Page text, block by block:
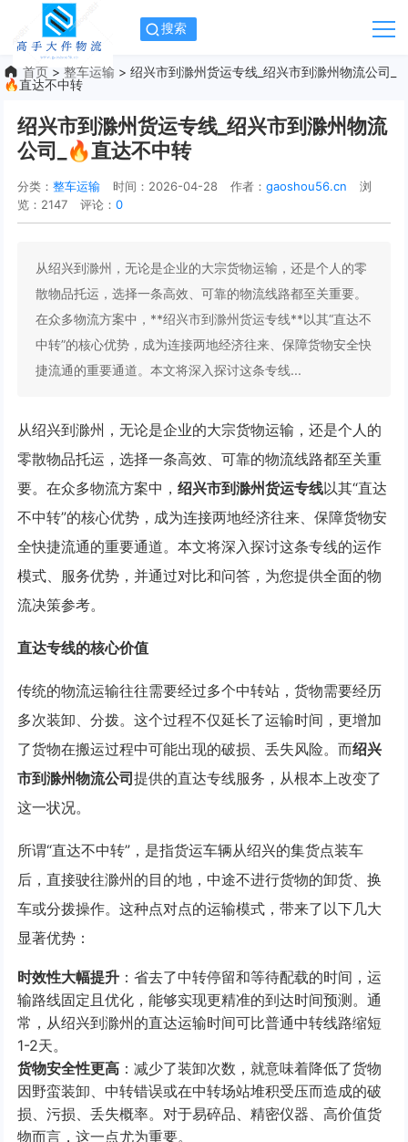
搜索
首页 >整车运输 > 绍兴市到滁州货运专线_绍兴市到滁州物流公司_
🔥直达不中转
绍兴市到滁州货运专线_绍兴市到滁州物流
公司_🔥直达不中转
分类：整车运输 时间：2026-04-28 作者：gaoshou56.cn
浏
览：2147
评论：0
从绍兴到滁州，无论是企业的大宗货物运输，还是个人的零
散物品托运，选择一条高效、可靠的物流线路都至关重要。
在众多物流方案中，**绍兴市到滁州货运专线**以其“直达不
中转”的核心优势，成为连接两地经济往来、保障货物安全快
捷流通的重要通道。本文将深入探讨这条专线...
从绍兴到滁州，无论是企业的大宗货物运输，还是个人的
零散物品托运，选择一条高效、可靠的物流线路都至关重
要。在众多物流方案中，绍兴市到滁州货运专线以其“直达
不中转”的核心优势，成为连接两地经济往来、保障货物安
全快捷流通的重要通道。本文将深入探讨这条专线的运作
模式、服务优势，并通过对比和问答，为您提供全面的物
流决策参考。
直达专线的核心价值
传统的物流运输往往需要经过多个中转站，货物需要经历
多次装卸、分拨。这个过程不仅延长了运输时间，更增加
了货物在搬运过程中可能出现的破损、丢失风险。而绍兴
市到滁州物流公司提供的直达专线服务，从根本上改变了
这一状况。
所谓“直达不中转”，是指货运车辆从绍兴的集货点装车
后，直接驶往滁州的目的地，中途不进行货物的卸货、换
车或分拨操作。这种点对点的运输模式，带来了以下几大
显著优势：
时效性大幅提升 ：省去了中转停留和等待配载的时间，运
输路线固定且优化，能够实现更精准的到达时间预测。通
常，从绍兴到滁州的直达运输时间可比普通中转线路缩短
1-2天。
货物安全性更高 ：减少了装卸次数，就意味着降低了货物
因野蛮装卸、中转错误或在中转场站堆积受压而造成的破
损、污损、丢失概率。对于易碎品、精密仪器、高价值货
物而言，这一点尤为重要。